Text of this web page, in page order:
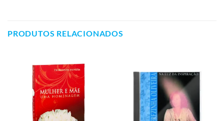
PRODUTOS RELACIONADOS